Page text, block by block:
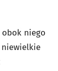
obok niego
niewielkie